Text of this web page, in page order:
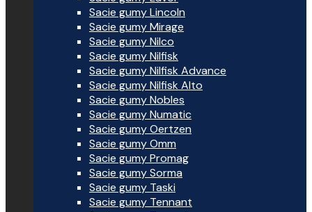
Sacie gumy Lincoln
Sacie gumy Mirage
Sacie gumy Nilco
Sacie gumy Nilfisk
Sacie gumy Nilfisk Advance
Sacie gumy Nilfisk Alto
Sacie gumy Nobles
Sacie gumy Numatic
Sacie gumy Oertzen
Sacie gumy Omm
Sacie gumy Promag
Sacie gumy Sorma
Sacie gumy Taski
Sacie gumy Tennant